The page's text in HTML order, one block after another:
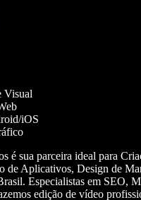
Visual
iOS
é sua parceira ideal para
de Aplicativos, Design de
Especialistas em SEO,
edição de vídeo